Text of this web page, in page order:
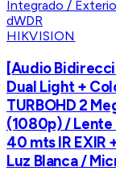
HIKVISION
[Audio
Dual Light +
TURBOHD 2
(1080p) / Lente
40 mts IR EXIR
Luz Blanca /